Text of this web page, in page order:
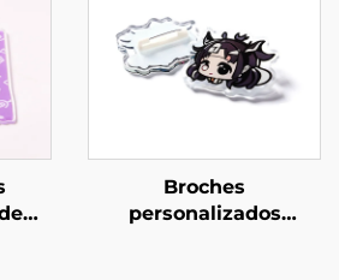
Broches
personalizados